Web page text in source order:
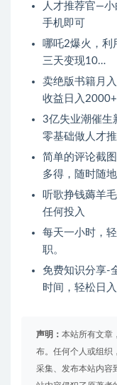
人才推荐官—小
手机即可
哪吒2爆火，利
三天变现10…
卖绝版书籍月
收益日入2000+
3亿失业潮催生
零基础做人才
简单的评论截
多得，随时随
听歌挣钱薅羊
任何投入
每天一小时，
职。
免费知识分享-
时间，轻松日
声明： 本站所有文章
布。任何个人或组织
采集、发布本站内容